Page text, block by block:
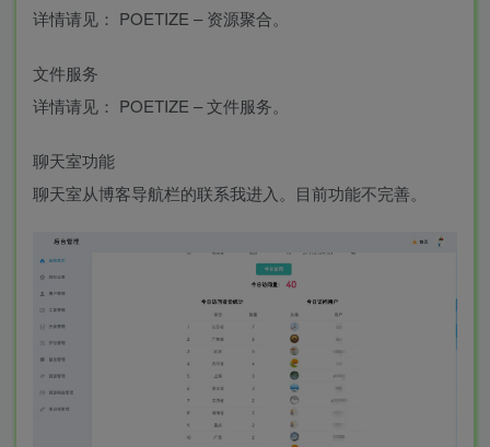
详情请见： POETIZE – 资源聚合。
文件服务
详情请见： POETIZE – 文件服务。
聊天室功能
聊天室从博客导航栏的联系我进入。目前功能不完善。